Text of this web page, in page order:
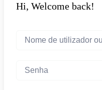
Hi, Welcome back!